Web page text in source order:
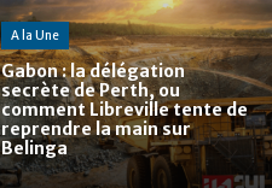
A la Une
Gabon : la délégation
secrète de Perth, ou
comment Libreville tente de
reprendre la main sur
Belinga